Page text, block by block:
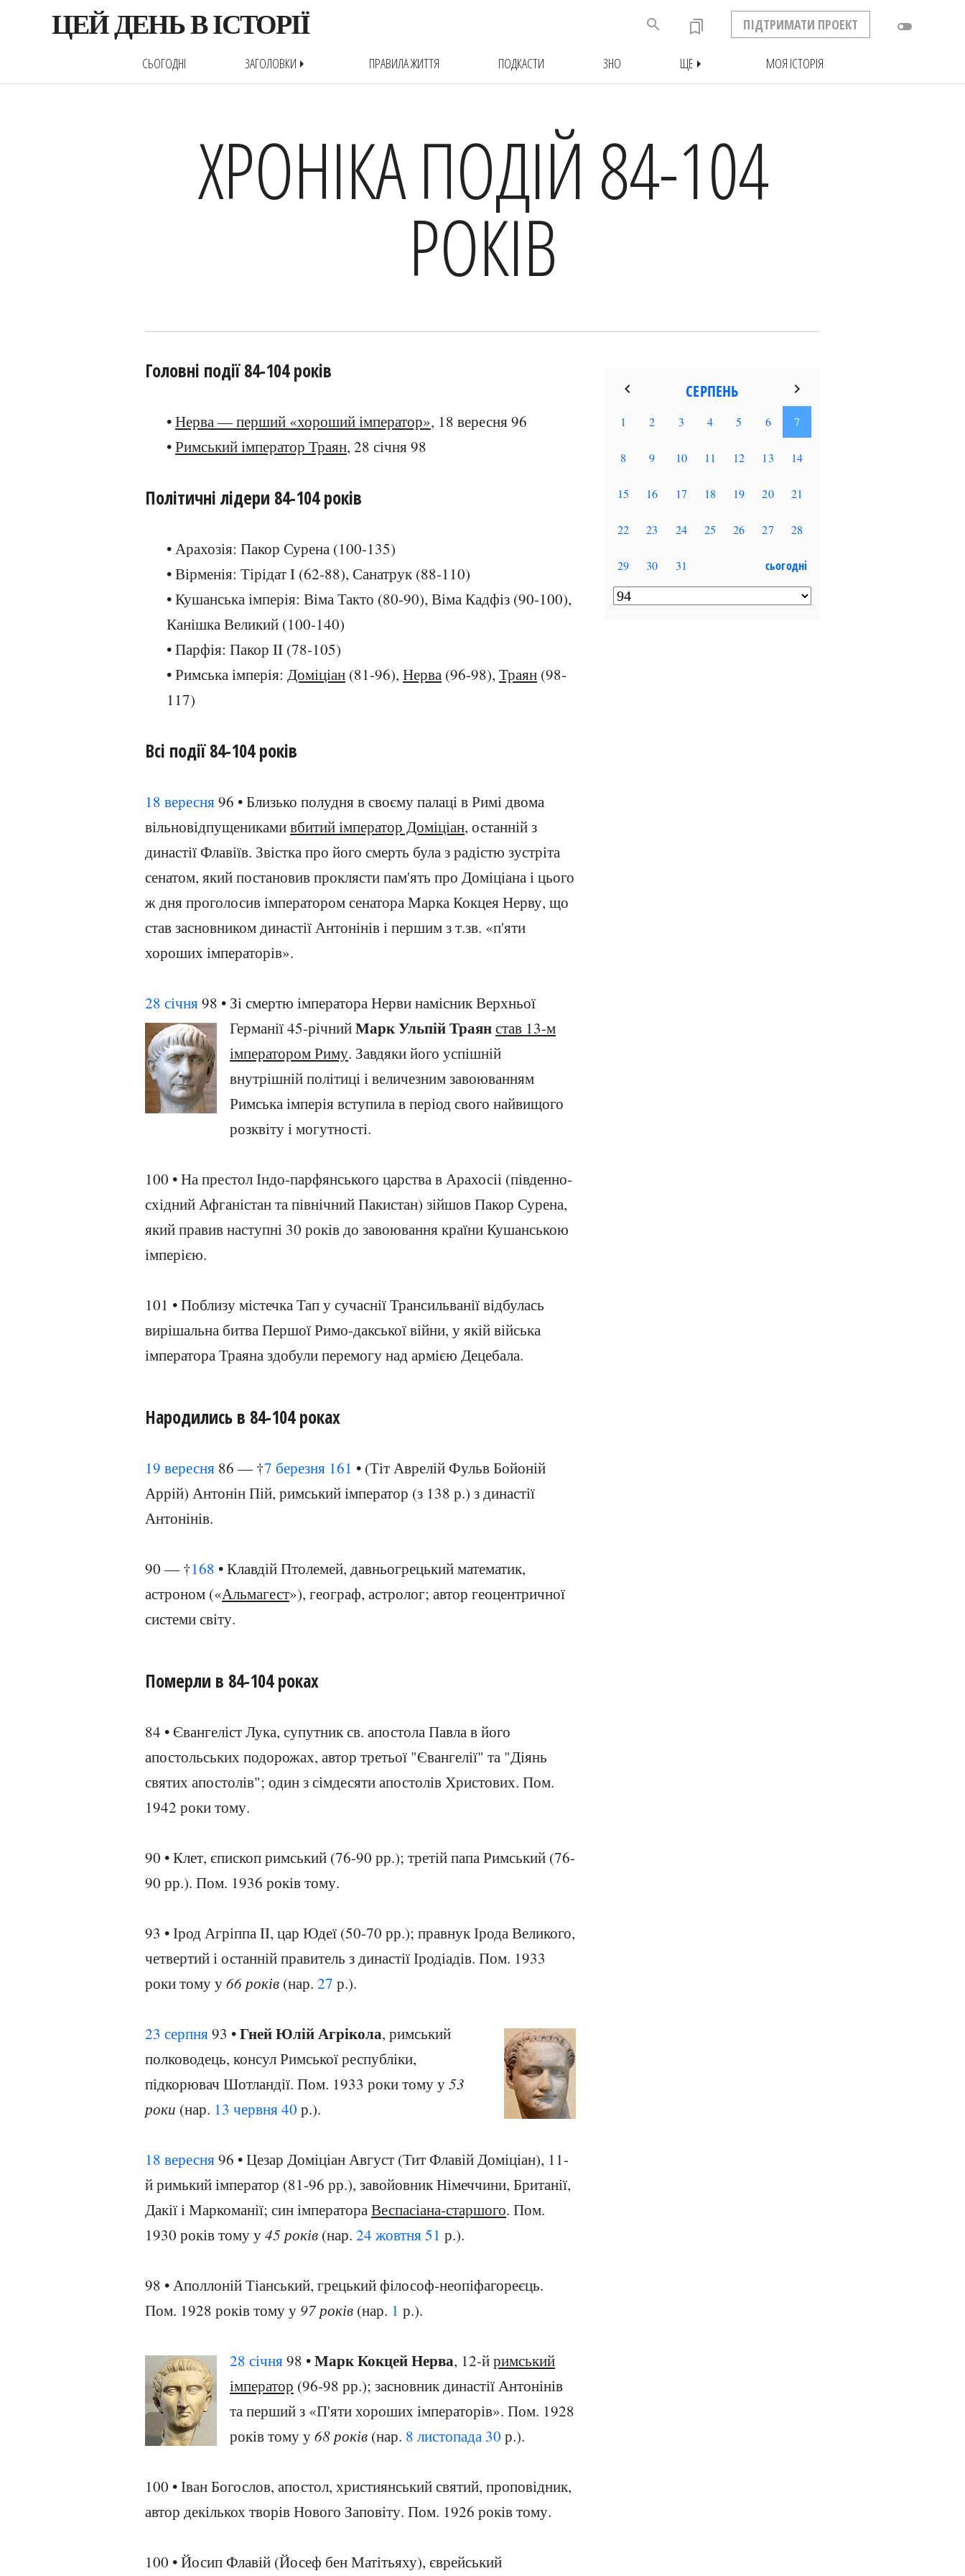
ЦЕЙ ДЕНЬ В ІСТОРІЇ toggle_off
ПІДТРИМАТИ ПРОЕКТ
bookmarks
search
СЬОГОДНІ ЗАГОЛОВКИarrow_right ПРАВИЛА ЖИТТЯ ПОДКАСТИ ЗНО ЩЕarrow_right МОЯ ІСТОРІЯ
ХРОНІКА ПОДІЙ 84-104
РОКІВ
Головні події 84-104 років
•Нерва — перший «хороший імператор», 18 вересня 96
•Римський імператор Траян, 28 січня 98
Політичні лідери 84-104 років
• Арахозія: Пакор Сурена (100-135)
• Вірменія: Тірідат I (62-88), Санатрук (88-110)
• Кушанська імперія: Віма Такто (80-90), Віма Кадфіз (90-100),
Канішка Великий (100-140)
• Парфія: Пакор II (78-105)
• Римська імперія: Доміціан (81-96), Нерва (96-98), Траян (98-
117)
Всі події 84-104 років
18 вересня96 • Близько полудня в своєму палаці в Римі двома
вільновідпущеникамивбитий імператор Доміціан, останній з
династії Флавіїв. Звістка про його смерть була з радістю зустріта
сенатом, який постановив проклясти пам'ять про Доміціана і цього
ж дня проголосив імператором сенатора Марка Кокцея Нерву, що
став засновником династії Антонінів і першим з т.зв. «п'яти
хороших імператорів».
28 січня98 • Зі смертю імператора Нерви намісник Верхньої
Германії 45-річнийМарк Ульпій Траянстав 13-м
імператором Риму. Завдяки його успішній
внутрішній політиці і величезним завоюванням
Римська імперія вступила в період свого найвищого
розквіту і могутності.
100 • На престол Індо-парфянського царства в Арахосіі (південно-
східний Афганістан та північний Пакистан) зійшов Пакор Сурена,
який правив наступні 30 років до завоювання країни Кушанською
імперією.
101 • Поблизу містечка Тап у сучаснії Трансильванії відбулась
вирішальна битва Першої Римо-дакської війни, у якій війська
імператора Траяна здобули перемогу над армією Децебала.
Народились в 84-104 роках
19 вересня 86 — †7 березня 161 • (Тіт Аврелій Фульв Бойоній
Аррій) Антонін Пій, римський імператор (з 138 р.) з династії
Антонінів.
90 — †168 • Клавдій Птолемей, давньогрецький математик,
астроном («Альмагест»), географ, астролог; автор геоцентричної
системи світу.
Померли в 84-104 роках
84 • Євангеліст Лука, супутник св. апостола Павла в його
апостольських подорожах, автор третьої "Євангелії" та "Діянь
святих апостолів"; один з сімдесяти апостолів Христових. Пом.
1942 роки тому.
90 • Клет, єпископ римський (76-90 рр.); третій папа Римський (76-
90 рр.). Пом. 1936 років тому.
93 • Ірод Агріппа II, цар Юдеї (50-70 рр.); правнук Ірода Великого,
четвертий і останній правитель з династії Іродіадів. Пом. 1933
роки тому у66 років (нар. 27 р.).
23 серпня93 •Гней Юлій Агрікола, римський
полководець, консул Римської республіки,
підкорювач Шотландії. Пом. 1933 роки тому у53
роки (нар. 13 червня40 р.).
18 вересня96 • Цезар Доміціан Август (Тит Флавій Доміціан), 11-
й римький імператор (81-96 рр.), завойовник Німеччини, Британії,
Дакії і Маркоманії; син імператораВеспасіана-старшого. Пом.
1930 років тому у45 років (нар. 24 жовтня51 р.).
98 • Аполлоній Тіанський, грецький філософ-неопіфагореєць.
Пом. 1928 років тому у97 років (нар. 1 р.).
28 січня98 •Марк Кокцей Нерва, 12-йримський
імператор (96-98 рр.); засновник династії Антонінів
та перший з «П'яти хороших імператорів». Пом. 1928
років тому у68 років (нар. 8 листопада 30 р.).
100 • Іван Богослов, апостол, християнський святий, проповідник,
автор декількох творів Нового Заповіту. Пом. 1926 років тому.
100 • Йосип Флавій (Йосеф бен Матітьяху), єврейський